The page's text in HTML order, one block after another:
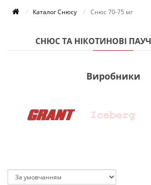
Каталог Снюсу Снюс 70-75 мг
СНЮС ТА НІКОТИНОВІ
Виробники